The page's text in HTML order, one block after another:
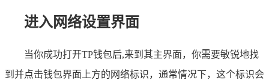
进入网络设置界面
当你成功打开TP钱包后,来到其主界面，你需要敏锐地找
到并点击钱包界面上方的网络标识，通常情况下，这个标识会